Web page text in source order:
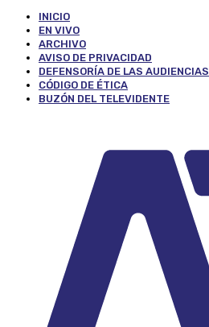
INICIO
EN VIVO
ARCHIVO
AVISO DE PRIVACIDAD
DEFENSORÍA DE LAS AUDIENCIAS
CÓDIGO DE ÉTICA
BUZÓN DEL TELEVIDENTE